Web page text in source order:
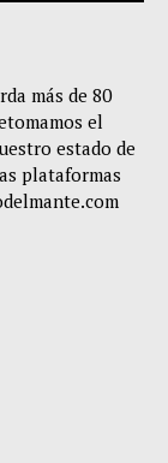
más de 80
el
estado de
plataformas